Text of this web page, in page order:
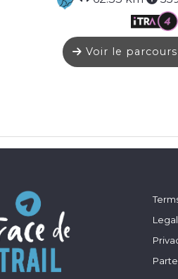
Voir le